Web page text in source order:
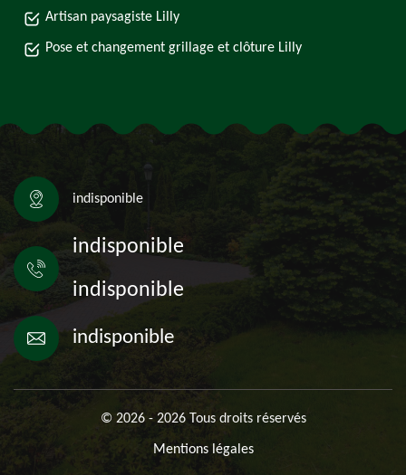
Artisan paysagiste Lilly
Pose et changement grillage et clôture Lilly
indisponible
indisponible
indisponible
indisponible
© 2026 - 2026 Tous droits réservés
Mentions légales